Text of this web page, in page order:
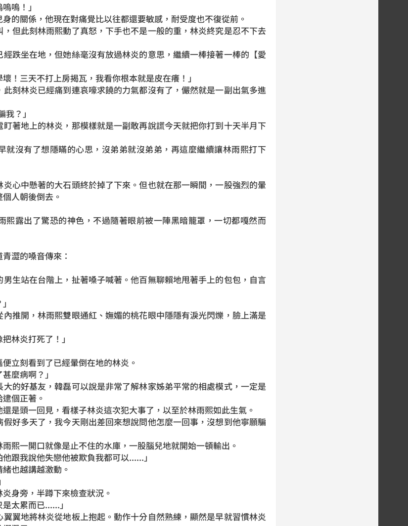
嗚！」
的關係，他現在對痛覺比以往都還要敏感，耐受度也不復從前。
但此刻林雨熙動了真怒，下手也不是一般的重，林炎終究是忍不下去
跌坐在地，但她絲毫沒有放過林炎的意思，繼續一棒接著一棒的【愛
！三天不打上房揭瓦，我看你根本就是皮在癢！」
刻林炎已經痛到連哀嚎求饒的力氣都沒有了，儼然就是一副出氣多進
？」
著地上的林炎，那模樣就是一副敢再說謊今天就把你打到十天半月下
就沒有了想隱瞞的心思，沒弟弟就沒弟弟，再這麼繼續讓林雨熙打下
心中懸著的大石頭終於掉了下來。但也就在那一瞬間，一股強烈的暈
人朝後倒去。
熙露出了驚恐的神色，不過隨著眼前被一陣黑暗籠罩，一切都嘎然而
澀的嗓音傳來：
生站在台階上，扯著嗓子喊著。他百無聊賴地甩著手上的包包，自言
推開，林雨熙雙眼通紅、嫵媚的桃花眼中隱隱有淚光閃爍，臉上滿是
林炎打死了！」
立刻看到了已經暈倒在地的林炎。
麼病啊？」
的好基友，韓磊可以說是非常了解林家姊弟平常的相處模式，一定是
個正著。
是頭一回見，看樣子林炎這次犯大事了，以至於林雨熙如此生氣。
假好多天了，我今天剛出差回來想說問他怎麼一回事，沒想到他寧願騙
熙一開口就像是止不住的水庫，一股腦兒地就開始一頓輸出。
跟我說他失戀他被欺負我都可以......」
也越講越激動。
身旁，半蹲下來檢查狀況。
太累而已......」
翼地將林炎從地板上抱起。動作十分自然熟練，顯然是早就習慣林炎